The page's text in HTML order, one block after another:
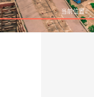
当前位置：